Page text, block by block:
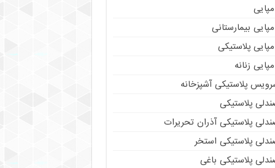
بیمارستانی
پلاستیکی
زنانه
پلاستیکی آشپزخانه
پلاستیکی
پلاستیکی آذران تحریرات
پلاستیکی استخر
پلاستیکی باغی